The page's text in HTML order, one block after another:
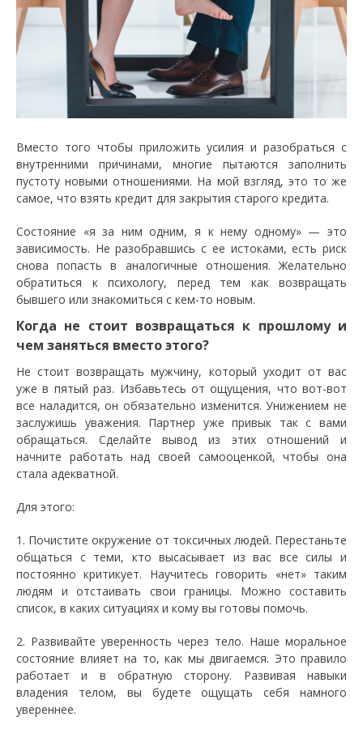
Вместо того чтобы приложить усилия и разобраться с
внутренними причинами, многие пытаются заполнить
пустоту новыми отношениями. На мой взгляд, это то же
самое, что взять кредит для закрытия старого кредита.
Состояние «я за ним одним, я к нему одному» — это
зависимость. Не разобравшись с ее истоками, есть риск
снова попасть в аналогичные отношения. Желательно
обратиться к психологу, перед тем как возвращать
бывшего или знакомиться с кем-то новым.
Когда не стоит возвращаться к прошлому и
чем заняться вместо этого?
Не стоит возвращать мужчину, который уходит от вас
уже в пятый раз. Избавьтесь от ощущения, что вот-вот
все наладится, он обязательно изменится. Унижением не
заслужишь уважения. Партнер уже привык так с вами
обращаться. Сделайте вывод из этих отношений и
начните работать над своей самооценкой, чтобы она
стала адекватной.
Для этого:
1. Почистите окружение от токсичных людей. Перестаньте
общаться с теми, кто высасывает из вас все силы и
постоянно критикует. Научитесь говорить «нет» таким
людям и отстаивать свои границы. Можно составить
список, в каких ситуациях и кому вы готовы помочь.
2. Развивайте уверенность через тело. Наше моральное
состояние влияет на то, как мы двигаемся. Это правило
работает и в обратную сторону. Развивая навыки
владения телом, вы будете ощущать себя намного
увереннее.